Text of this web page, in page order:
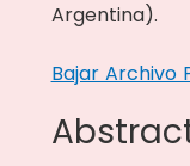
Argentina).
Bajar Archivo